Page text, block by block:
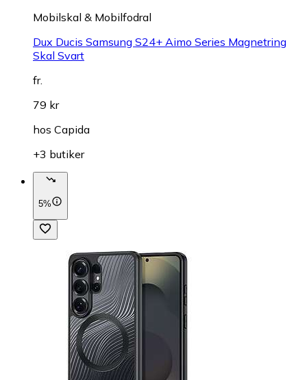
Mobilskal & Mobilfodral
Dux Ducis Samsung S24+ Aimo Series Magnetring
Skal Svart
fr.
79 kr
hos Capida
+3 butiker
5%